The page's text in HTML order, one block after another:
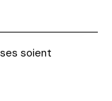
soient